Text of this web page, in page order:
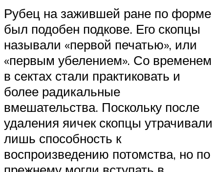
Рубец на зажившей ране по форме
был подобен подкове. Его скопцы
называли «первой печатью», или
«первым убелением». Со временем
в сектах стали практиковать и
более радикальные
вмешательства. Поскольку после
удаления яичек скопцы утрачивали
лишь способность к
воспроизведению потомства, но по